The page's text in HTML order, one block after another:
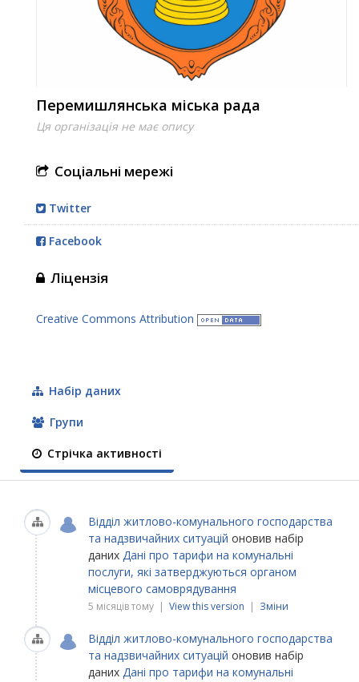
Перемишлянська міська рада
Ця організація не має опису
Соціальні мережі
Twitter
Facebook
Ліцензія
Creative Commons Attribution
Набір даних
Групи
Стрічка активності
Відділ житлово-комунального господарства
та надзвичайних ситуацій оновив набір
даних Дані про тарифи на комунальні
послуги, які затверджуються органом
місцевого самоврядування
5 місяців тому | View this version | Зміни
Відділ житлово-комунального господарства
та надзвичайних ситуацій оновив набір
даних Дані про тарифи на комунальні